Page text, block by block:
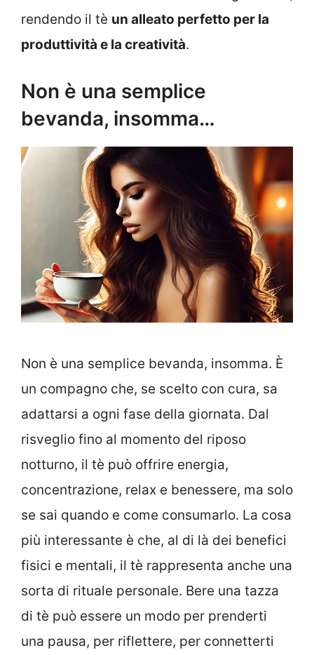
rendendo il tè un alleato perfetto per la
produttività e la creatività.
Non è una semplice
bevanda, insomma…
Non è una semplice bevanda, insomma. È
un compagno che, se scelto con cura, sa
adattarsi a ogni fase della giornata. Dal
risveglio fino al momento del riposo
notturno, il tè può offrire energia,
concentrazione, relax e benessere, ma solo
se sai quando e come consumarlo. La cosa
più interessante è che, al di là dei benefici
fisici e mentali, il tè rappresenta anche una
sorta di rituale personale. Bere una tazza
di tè può essere un modo per prenderti
una pausa, per riflettere, per connetterti